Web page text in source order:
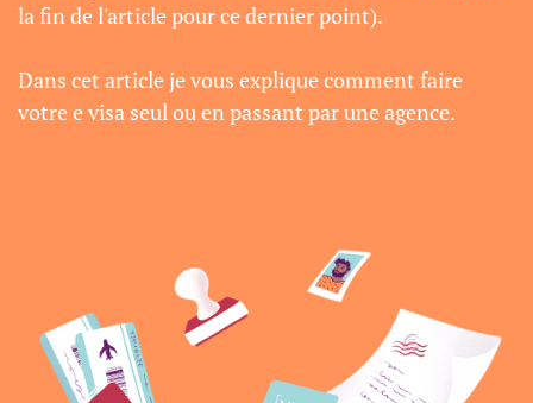
la fin de l'article pour ce dernier point).
Dans cet article je vous explique comment faire
votre e visa seul ou en passant par une agence.